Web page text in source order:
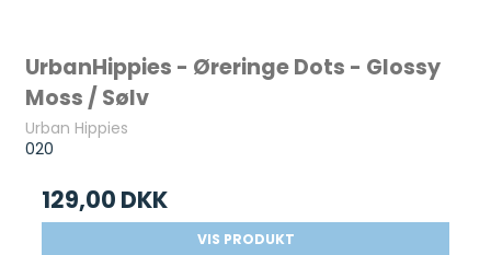
UrbanHippies - Øreringe Dots - Glossy
Moss / Sølv
Urban Hippies
020
129,00 DKK
VIS PRODUKT